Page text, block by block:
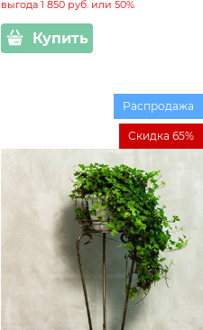
выгода1 850 руб. или50%
Купить
Распродажа
Скидка 65%